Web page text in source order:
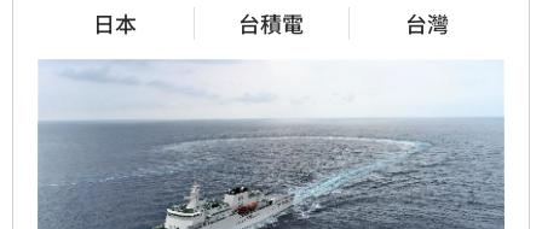
日本 台積電 台灣